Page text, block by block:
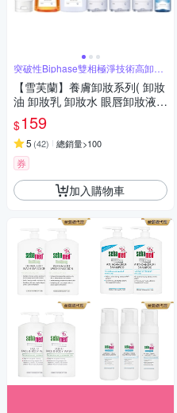
突破性Biphase雙相極淨技術高卸妝
力
【雪芙蘭】養膚卸妝系列( 卸妝
油 卸妝乳 卸妝水 眼唇卸妝液
洗卸潔面乳 )
$159
5 (42) 總銷量>100
券
加入購物車